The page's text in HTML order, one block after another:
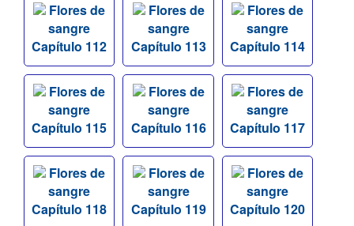
Flores de
sangre
Capítulo 112
Flores de
sangre
Capítulo 113
Flores de
sangre
Capítulo 114
Flores de
sangre
Capítulo 115
Flores de
sangre
Capítulo 116
Flores de
sangre
Capítulo 117
Flores de
sangre
Capítulo 118
Flores de
sangre
Capítulo 119
Flores de
sangre
Capítulo 120